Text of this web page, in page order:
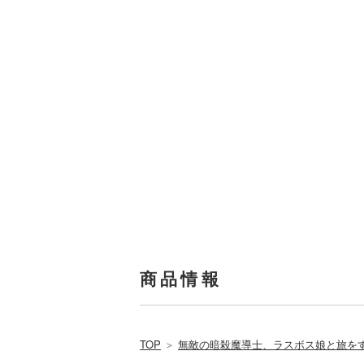
商品情報
TOP ＞ 無敵の暗殺魔導士、ラスボス娘と旅を